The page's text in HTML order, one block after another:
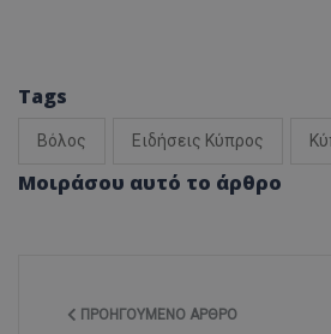
Tags
Βόλος Ειδήσεις Κύπρος
Μοιράσου αυτό το άρθρο
ΠΡΟΗΓΟΎΜΕΝΟ ΆΡΘΡΟ